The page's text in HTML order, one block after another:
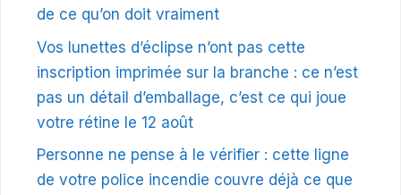
de ce qu’on doit vraiment
Vos lunettes d’éclipse n’ont pas cette
inscription imprimée sur la branche : ce n’est
pas un détail d’emballage, c’est ce qui joue
votre rétine le 12 août
Personne ne pense à le vérifier : cette ligne
de votre police incendie couvre déjà ce que